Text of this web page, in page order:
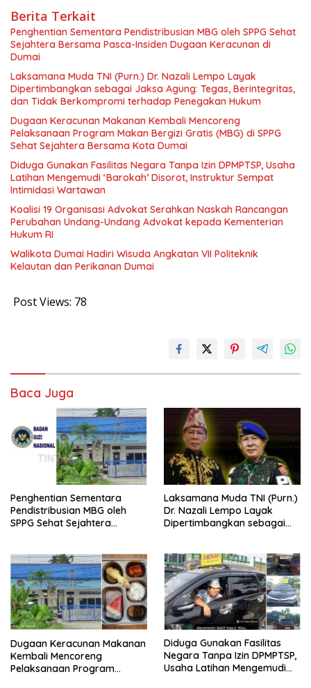
Berita Terkait
Penghentian Sementara Pendistribusian MBG oleh SPPG Sehat
Sejahtera Bersama Pasca-Insiden Dugaan Keracunan di
Dumai
Laksamana Muda TNI (Purn.) Dr. Nazali Lempo Layak
Dipertimbangkan sebagai Jaksa Agung: Tegas, Berintegritas,
dan Tidak Berkompromi terhadap Penegakan Hukum
Dugaan Keracunan Makanan Kembali Mencoreng
Pelaksanaan Program Makan Bergizi Gratis (MBG) di SPPG
Sehat Sejahtera Bersama Kota Dumai
Diduga Gunakan Fasilitas Negara Tanpa Izin DPMPTSP, Usaha
Latihan Mengemudi ‘Barokah’ Disorot, Instruktur Sempat
Intimidasi Wartawan
Koalisi 19 Organisasi Advokat Serahkan Naskah Rancangan
Perubahan Undang-Undang Advokat kepada Kementerian
Hukum RI
Walikota Dumai Hadiri Wisuda Angkatan VII Politeknik
Kelautan dan Perikanan Dumai
Post Views: 78
Baca Juga
Penghentian Sementara
Pendistribusian MBG oleh
SPPG Sehat Sejahtera
Laksamana Muda TNI (Purn.)
Dr. Nazali Lempo Layak
Dipertimbangkan sebagai
Berkompromi terhadap
Penegakan Hukum
Dugaan Keracunan Makanan
Kembali Mencoreng
Pelaksanaan Program
Diduga Gunakan Fasilitas
Negara Tanpa Izin DPMPTSP,
Usaha Latihan Mengemudi